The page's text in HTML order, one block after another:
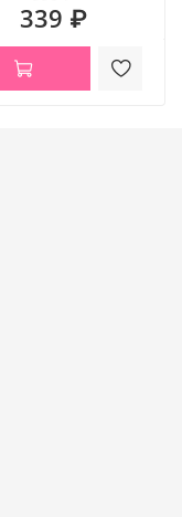
339 ₽